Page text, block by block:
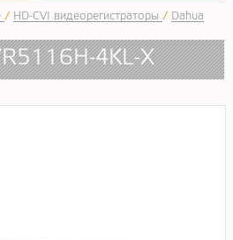
/ HD-CVI видеорегистраторы / Dahua
4KL-X